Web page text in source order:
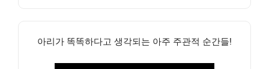
아리가 똑똑하다고 생각되는 아주 주관적 순간들!